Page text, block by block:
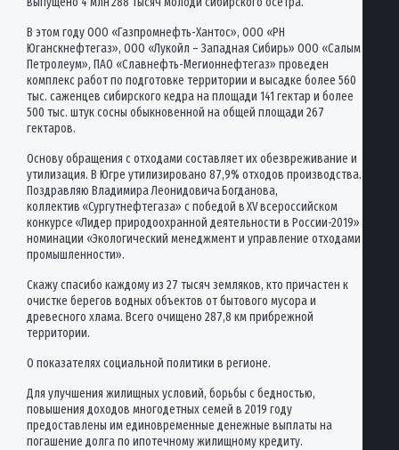
В этом году ООО «Газпромнефть-Хантос», ООО «РН
Юганскнефтегаз», ООО «Лукойл – Западная Сибирь» ООО «Салым
Петролеум», ПАО «Славнефть-Мегионнефтегаз» проведен
комплекс работ по подготовке территории и высадке более 560
тыс. саженцев сибирского кедра на площади 141 гектар и более
500 тыс. штук сосны обыкновенной на общей площади 267
гектаров.
Основу обращения с отходами составляет их обезвреживание и
утилизация. В Югре утилизировано 87,9% отходов производства.
Поздравляю Владимира Леонидовича Богданова,
коллектив «Сургутнефтегаза» с победой в XV всероссийском
конкурсе «Лидер природоохранной деятельности в России-2019» в
номинации «Экологический менеджмент и управление отходами в
промышленности».
Скажу спасибо каждому из 27 тысяч земляков, кто причастен к
очистке берегов водных объектов от бытового мусора и
древесного хлама. Всего очищено 287,8 км прибрежной
территории.
О показателях социальной политики в регионе.
Для улучшения жилищных условий, борьбы с бедностью,
повышения доходов многодетных семей в 2019 году
предоставлены им единовременные денежные выплаты на
погашение долга по ипотечному жилищному кредиту.